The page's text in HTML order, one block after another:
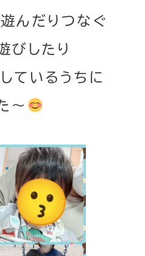
んだりつなぐ
びしたり
ているうちに
～